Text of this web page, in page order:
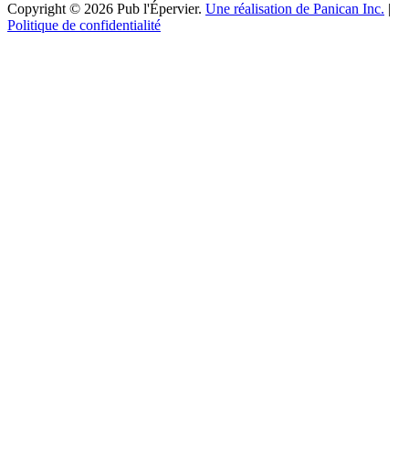
Copyright © 2026 Pub l'Épervier. Une réalisation de Panican Inc. |
Politique de confidentialité